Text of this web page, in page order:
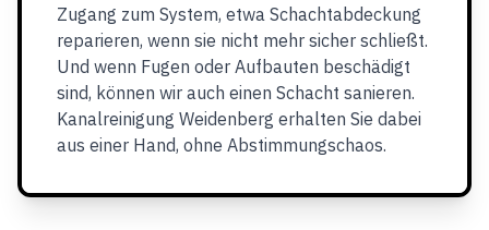
Zugang zum System, etwa Schachtabdeckung
reparieren, wenn sie nicht mehr sicher schließt.
Und wenn Fugen oder Aufbauten beschädigt
sind, können wir auch einen Schacht sanieren.
Kanalreinigung Weidenberg erhalten Sie dabei
aus einer Hand, ohne Abstimmungschaos.